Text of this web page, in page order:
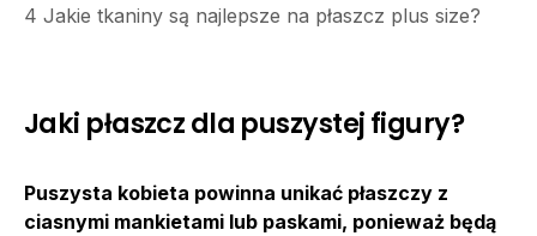
4 Jakie tkaniny są najlepsze na płaszcz plus size?
Jaki płaszcz dla puszystej figury?
Puszysta kobieta powinna unikać płaszczy z
ciasnymi mankietami lub paskami, ponieważ będą